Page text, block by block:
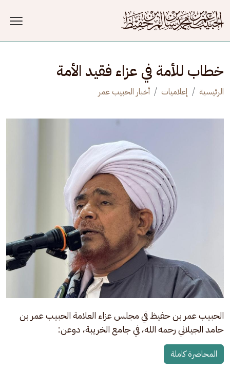
خطاب للأمة في عزاء فقيد الأمة
الرئيسية إعلاميات أخبار الحبيب عمر
الحبيب عمر بن حفيظ في مجلس عزاء العلامة الحبيب عمر بن
حامد الجيلاني رحمه الله، في جامع الخريبة، دوعن:
المحاضرة كاملة